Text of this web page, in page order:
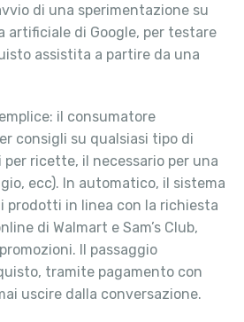
di una sperimentazione su
artificiale di Google, per testare
assistita a partire da una
il consumatore
consigli su qualsiasi tipo di
ricette, il necessario per una
ecc). In automatico, il sistema
prodotti in linea con la richiesta
di Walmart e Sam’s Club,
Il passaggio
tramite pagamento con
uscire dalla conversazione.